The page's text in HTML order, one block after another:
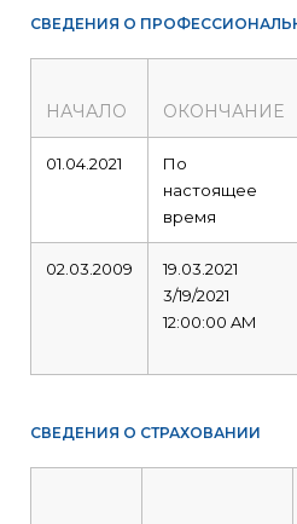
СВЕДЕНИЯ О
НАЧАЛО ОКОНЧАНИЕ
01.04.2021
По
настоящее
время
02.03.2009
19.03.2021
3/19/2021
12:00:00 AM
СВЕДЕНИЯ О СТРАХОВАНИИ